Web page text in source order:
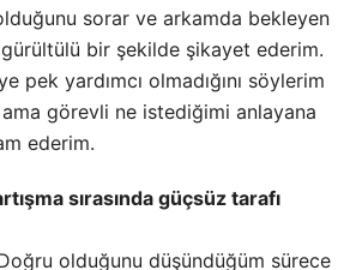
sorar ve arkamda bekleyen
gürültülü bir şekilde şikayet ederim.
pek yardımcı olmadığını söylerim
görevli ne istediğimi anlayana
ederim.
sırasında güçsüz tarafı
olduğunu düşündüğüm sürece